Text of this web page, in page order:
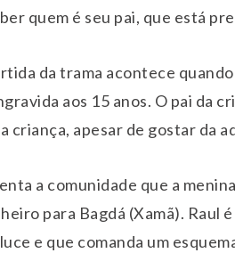
quem é seu pai, que está
da trama acontece
aos 15 anos. O pai da
criança, apesar de gostar da
a comunidade que a
para Bagdá (Xamã). Raul
e que comanda um